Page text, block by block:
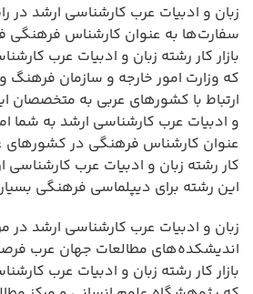
زبان و ادبیات عرب کارشناسی ارشد در
سفارت‌ها به عنوان کارشناس فرهنگی
بازار کار رشته زبان و ادبیات عرب
که وزارت امور خارجه و سازمان فرهنگ و
ارتباط با کشورهای عربی به متخصصان
و ادبیات عرب کارشناسی ارشد به شما
عنوان کارشناس فرهنگی در کشورهای
کار رشته زبان و ادبیات عرب
این رشته برای دیپلماسی فرهنگی
زبان و ادبیات عرب کارشناسی ارشد در
اندیشکده‌های مطالعات جهان عرب
بازار کار رشته زبان و ادبیات عرب